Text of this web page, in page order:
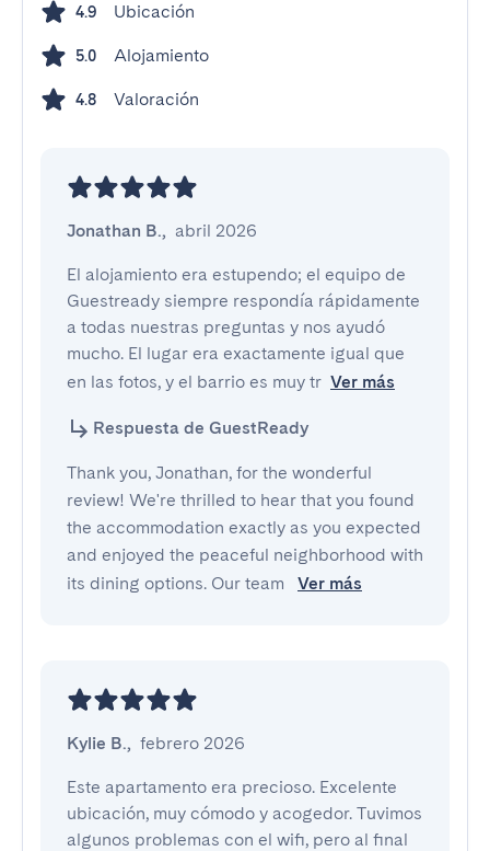
4.9 Ubicación
5.0 Alojamiento
4.8 Valoración
Jonathan B., abril 2026
El alojamiento era estupendo; el equipo de
Guestready siempre respondía rápidamente
a todas nuestras preguntas y nos ayudó
mucho. El lugar era exactamente igual que
en las fotos, y el barrio es muy tr Ver más
Respuesta de GuestReady
Thank you, Jonathan, for the wonderful
review! We're thrilled to hear that you found
the accommodation exactly as you expected
and enjoyed the peaceful neighborhood with
its dining options. Our team
Ver más
Kylie B., febrero 2026
Este apartamento era precioso. Excelente
ubicación, muy cómodo y acogedor. Tuvimos
algunos problemas con el wifi, pero al final